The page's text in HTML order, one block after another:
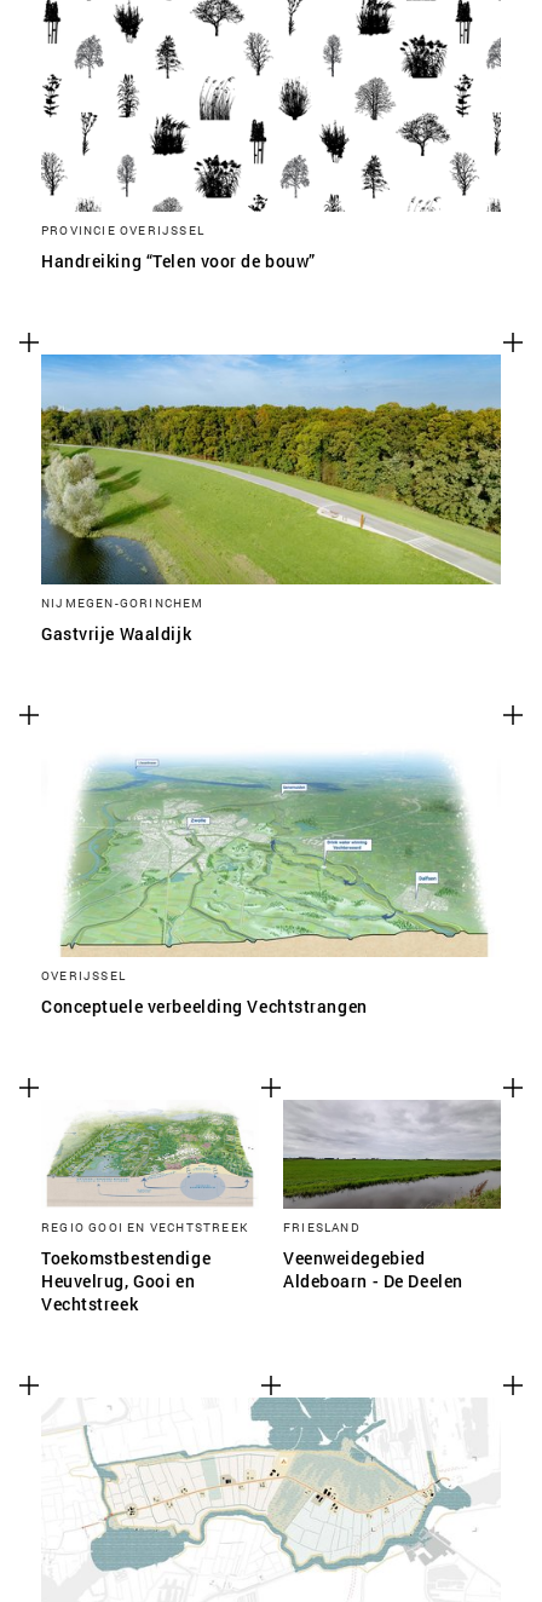
PROVINCIE OVERIJSSEL
Handreiking “Telen voor de bouw”
NIJMEGEN-GORINCHEM
Gastvrije Waaldijk
OVERIJSSEL
Conceptuele verbeelding Vechtstrangen
REGIO GOOI EN VECHTSTREEK
Toekomstbestendige
Heuvelrug, Gooi en
Vechtstreek
FRIESLAND
Veenweidegebied
Aldeboarn - De Deelen